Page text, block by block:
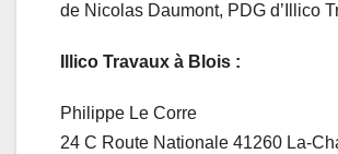
de Nicolas Daumont, PDG d’Illico
Illico Travaux à Blois :
Philippe Le Corre
24 C Route Nationale 41260 La-